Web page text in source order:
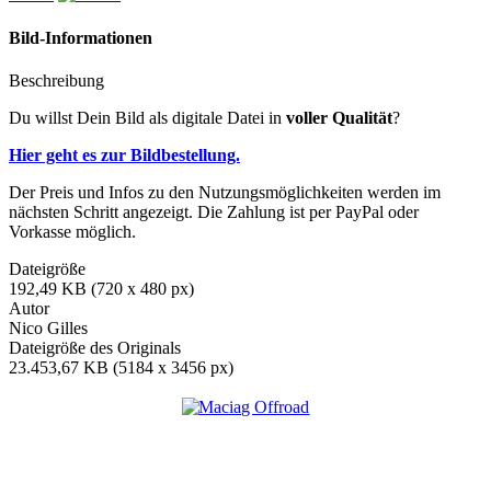
Bild-Informationen
Beschreibung
Du willst Dein Bild als digitale Datei in voller Qualität?
Hier geht es zur Bildbestellung.
Der Preis und Infos zu den Nutzungsmöglichkeiten werden im
nächsten Schritt angezeigt. Die Zahlung ist per PayPal oder
Vorkasse möglich.
Dateigröße
192,49 KB (720 x 480 px)
Autor
Nico Gilles
Dateigröße des Originals
23.453,67 KB (5184 x 3456 px)